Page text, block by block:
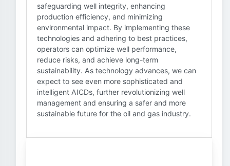
safeguarding well integrity, enhancing
production efficiency, and minimizing
environmental impact. By implementing these
technologies and adhering to best practices,
operators can optimize well performance,
reduce risks, and achieve long-term
sustainability. As technology advances, we can
expect to see even more sophisticated and
intelligent AICDs, further revolutionizing well
management and ensuring a safer and more
sustainable future for the oil and gas industry.